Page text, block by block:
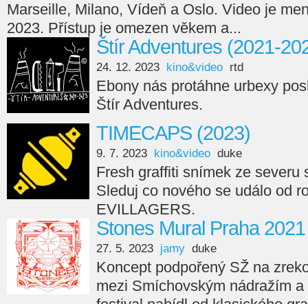
Marseille, Milano, Vídeň a Oslo. Video je
2023. Přístup je omezen věkem a...
Štír Adventures (2021-
24. 12. 2023 kino&video rtd
Ebony nás protáhne urbexy
Štír Adventures.
TIMECAPS (2023)
9. 7. 2023 kino&video duke
Fresh graffiti snímek ze severu
Sleduj co nového se událo od
EVILLAGERS.
Stones Mural Praha 2021
27. 5. 2023 jamy duke
Koncept podpořený SŽ na
mezi Smíchovským nádražím